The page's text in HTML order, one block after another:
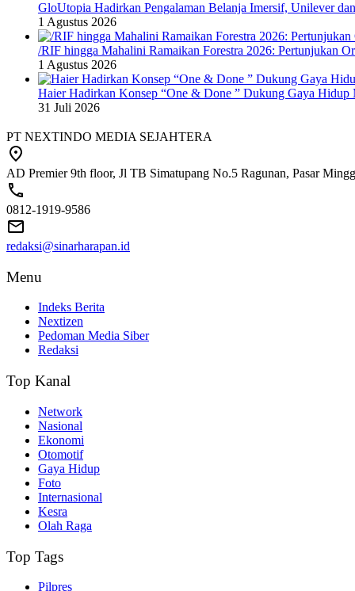
GloUtopia Hadirkan Pengalaman Belanja Imersif, Unilever
1 Agustus 2026
/RIF hingga Mahalini Ramaikan Forestra 2026: Pertunjukan
1 Agustus 2026
Haier Hadirkan Konsep “One & Done ” Dukung Gaya Hidup
31 Juli 2026
PT NEXTINDO MEDIA SEJAHTERA
AD Premier 9th floor, Jl TB Simatupang No.5 Ragunan, Pasar
0812-1919-9586
redaksi@sinarharapan.id
Menu
Indeks Berita
Nextizen
Pedoman Media Siber
Redaksi
Top Kanal
Network
Nasional
Ekonomi
Otomotif
Gaya Hidup
Foto
Internasional
Kesra
Olah Raga
Top Tags
Pilpres